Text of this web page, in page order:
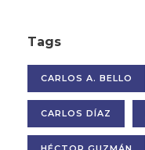
Tags
CARLOS A. BELLO
CARLOS DÍAZ